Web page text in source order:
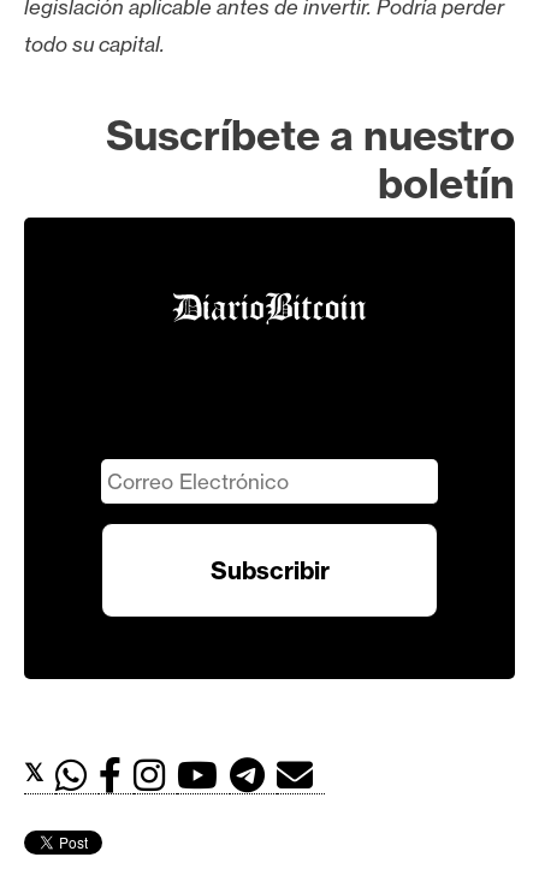
legislación aplicable antes de invertir. Podría perder
todo su capital.
Suscríbete a nuestro
boletín
𝕏